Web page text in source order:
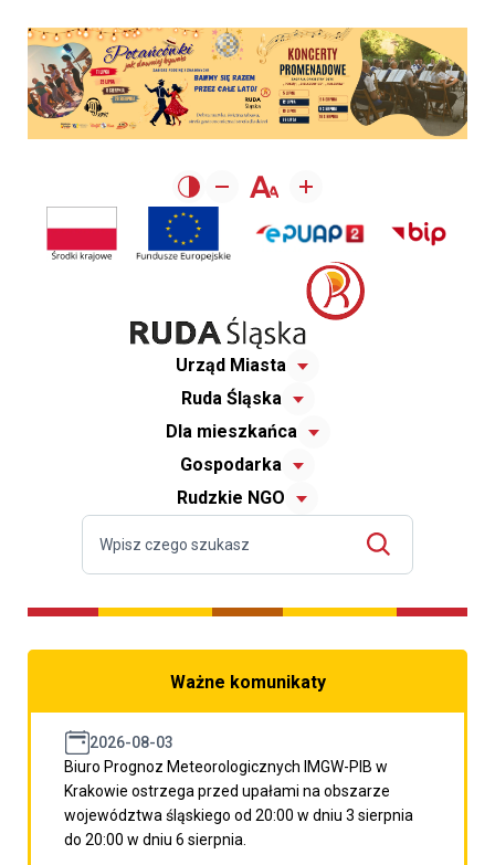
Urząd Miasta
Ruda Śląska
Dla mieszkańca
Gospodarka
Rudzkie NGO
Ważne komunikaty
2026-08-03
Biuro Prognoz Meteorologicznych IMGW-PIB w
Krakowie ostrzega przed upałami na obszarze
województwa śląskiego od 20:00 w dniu 3 sierpnia
do 20:00 w dniu 6 sierpnia.